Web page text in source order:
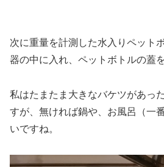
次に重量を計測した水入りペット
器の中に入れ、ペットボトルの蓋
私はたまたま大きなバケツがあっ
すが、無ければ鍋や、お風呂（一
いですね。